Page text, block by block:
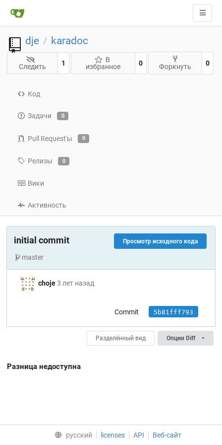
dje / karadoc
Следить 1
В
избранное
0 Форкнуть 0
Код
Задачи 0
Pull Request'ы 0
Релизы 0
Вики
Активность
Просмотр исходного кода
initial commit
master
choje 3 лет назад
Сommit 5b81fff793
Разделённый вид Опции Diff
Разница недоступна
русский licenses API Веб-сайт